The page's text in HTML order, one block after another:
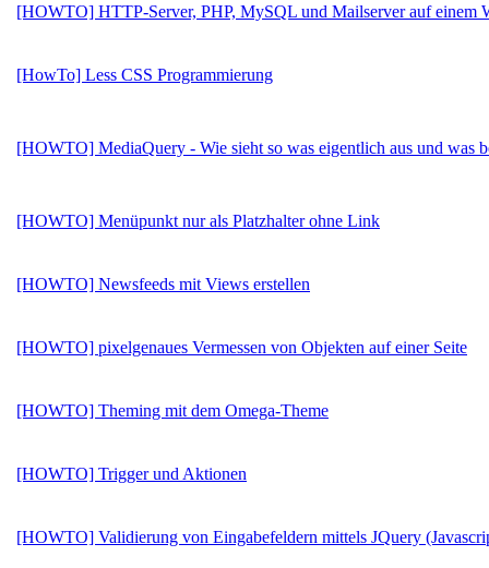
[HOWTO] HTTP-Server, PHP, MySQL und Mailserver auf einem
[HowTo] Less CSS Programmierung
[HOWTO] MediaQuery - Wie sieht so was eigentlich aus und was
[HOWTO] Menüpunkt nur als Platzhalter ohne Link
[HOWTO] Newsfeeds mit Views erstellen
[HOWTO] pixelgenaues Vermessen von Objekten auf einer Seite
[HOWTO] Theming mit dem Omega-Theme
[HOWTO] Trigger und Aktionen
[HOWTO] Validierung von Eingabefeldern mittels JQuery